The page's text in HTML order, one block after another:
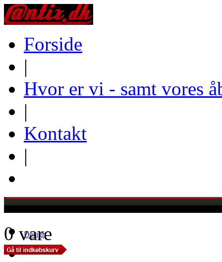
Forside
|
Hvor er vi - samt vores
|
Kontakt
|
Design
0 vare